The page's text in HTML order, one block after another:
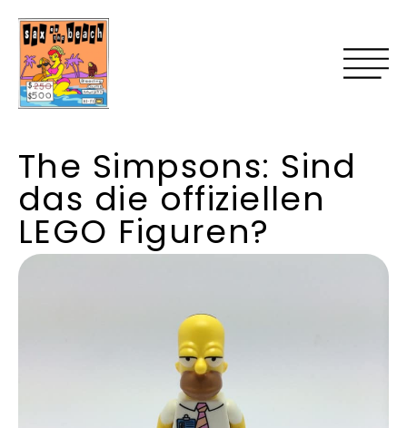
The Simpsons: Sind
das die offiziellen
LEGO Figuren?